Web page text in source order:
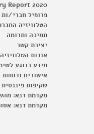
Report 2020
פרופיל חברי/
הטלוויזיה
תמיכה ותרומה
יצירת קשר
אודות
מידע בנוגע
אישורים ודוחות
שקיפות פיננסית
מקדמת דנא:
מקדמת דנא: